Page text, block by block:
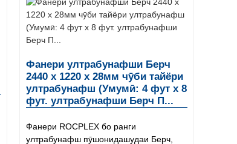
Фанери ултрабунафши Берч
2440 x 1220 x 28мм чӯби тайёри
ултрабунафш (Умумӣ: 4 фут x 8
фут. ултрабунафши Берч П...
Фанери ROCPLEX бо ранги
ултрабунафш пӯшонидашудаи Берч,